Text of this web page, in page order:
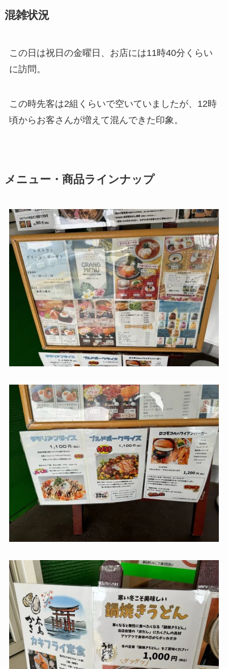
混雑状況
この日は祝日の金曜日、お店には11時40分くらい
に訪問。
この時先客は2組くらいで空いていましたが、12時
頃からお客さんが増えて混んできた印象。
メニュー・商品ラインナップ